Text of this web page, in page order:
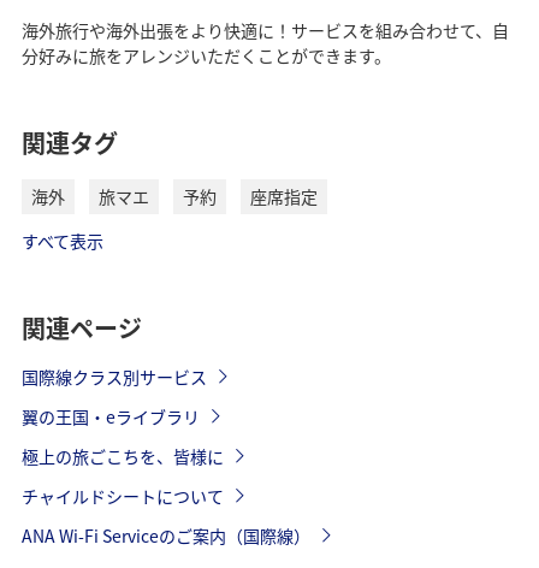
海外旅行や海外出張をより快適に！サービスを組み合わせて、自
分好みに旅をアレンジいただくことができます。
関連タグ
海外 旅マエ 予約
座席指定
すべて表示
関連ページ
国際線クラス別サービス
翼の王国・eライブラリ
極上の旅ごこちを、皆様に
チャイルドシートについて
ANA Wi-Fi Serviceのご案内（国際線）